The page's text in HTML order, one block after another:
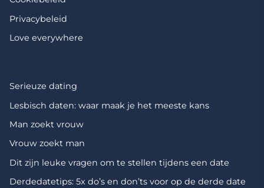
Privacybeleid
Love everywhere
Serieuze dating
Lesbisch daten: waar maak je het meeste kans
Man zoekt vrouw
Vrouw zoekt man
Dit zijn leuke vragen om te stellen tijdens een date
Derdedatetips: 5x do’s en don’ts voor op de derde date